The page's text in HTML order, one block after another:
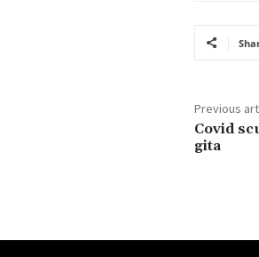
Previous
Covid
gita